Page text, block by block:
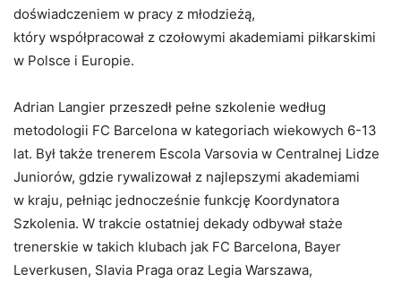
doświadczeniem w pracy z młodzieżą,
który współpracował z czołowymi akademiami piłkarskimi
w Polsce i Europie.
Adrian Langier przeszedł pełne szkolenie według
metodologii FC Barcelona w kategoriach wiekowych 6-13
lat. Był także trenerem Escola Varsovia w Centralnej Lidze
Juniorów, gdzie rywalizował z najlepszymi akademiami
w kraju, pełniąc jednocześnie funkcję Koordynatora
Szkolenia. W trakcie ostatniej dekady odbywał staże
trenerskie w takich klubach jak FC Barcelona, Bayer
Leverkusen, Slavia Praga oraz Legia Warszawa,